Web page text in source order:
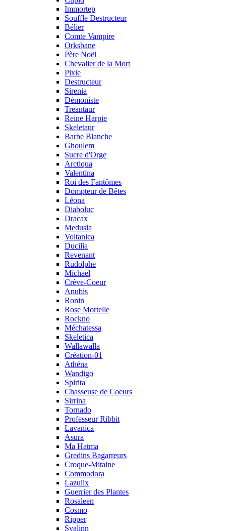
Immortep
Souffle Destructeur
Bélier
Comte Vampire
Orksbane
Père Noël
Chevalier de la Mort
Pixie
Destructeur
Sirenia
Démoniste
Treantaur
Reine Harpie
Skeletaur
Barbe Blanche
Ghoulem
Sucre d'Orge
Arctiqua
Valentina
Roi des Fantômes
Dompteur de Bêtes
Léona
Diaboluc
Dracax
Medusia
Voltanica
Ducilia
Revenant
Rudolphe
Michael
Crève-Coeur
Anubis
Ronin
Rose Mortelle
Rockno
Méchatessa
Skeletica
Wallawalla
Création-01
Athéna
Wandigo
Spirita
Chasseuse de Coeurs
Sirrina
Tornado
Professeur Ribbit
Lavanica
Asura
Ma Hatma
Gredins Bagarreurs
Croque-Mitaine
Commodora
Lazulix
Guerrier des Plantes
Rosaleen
Cosmo
Ripper
Svalinn